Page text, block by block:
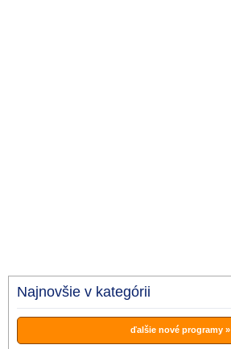
Najnovšie v kategórii
ďalšie nové programy »